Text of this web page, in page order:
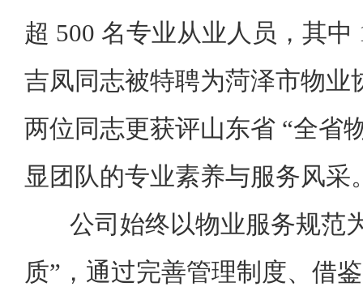
超 500 名专业从业人员，其
吉凤同志被特聘为菏泽市物
两位同志更获评山东省 “全省
显团队的专业素养与服务风采
公司始终以物业服务规范
质”，通过完善管理制度、借